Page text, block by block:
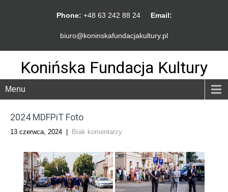
Phone: +48 63 242 88 24 Email:
biuro@koninskafundacjakultury.pl
Konińska Fundacja Kultury
Menu
2024 MDFPiT Foto
13 czerwca, 2024 Brak komentarzy